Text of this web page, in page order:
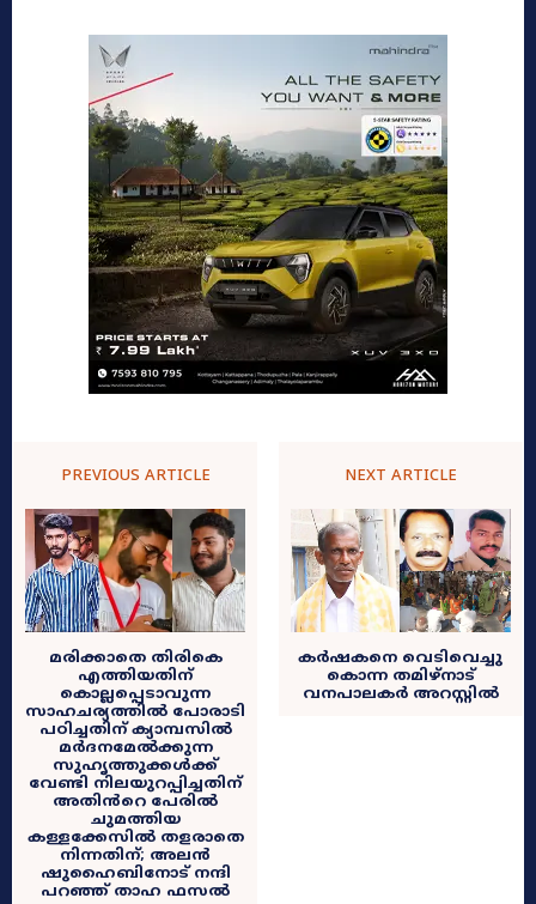
PREVIOUS ARTICLE
മരിക്കാതെ തിരികെ
എത്തിയതിന്
കൊല്ലപ്പെടാവുന്ന
സാഹചര്യത്തിൽ പോരാടി
പഠിച്ചതിന് ക്യാമ്പസിൽ
മർദനമേൽക്കുന്ന
സുഹൃത്തുക്കൾക്ക്
വേണ്ടി നിലയുറപ്പിച്ചതിന്
അതിൻറെ പേരിൽ
ചുമത്തിയ
കള്ളക്കേസിൽ തളരാതെ
നിന്നതിന്; അലൻ
ഷുഹൈബിനോട് നന്ദി
പറഞ്ഞ് താഹ ഫസൽ
NEXT ARTICLE
കർഷകനെ വെടിവെച്ചു
കൊന്ന തമിഴ്നാട്
വനപാലകർ അറസ്റ്റിൽ